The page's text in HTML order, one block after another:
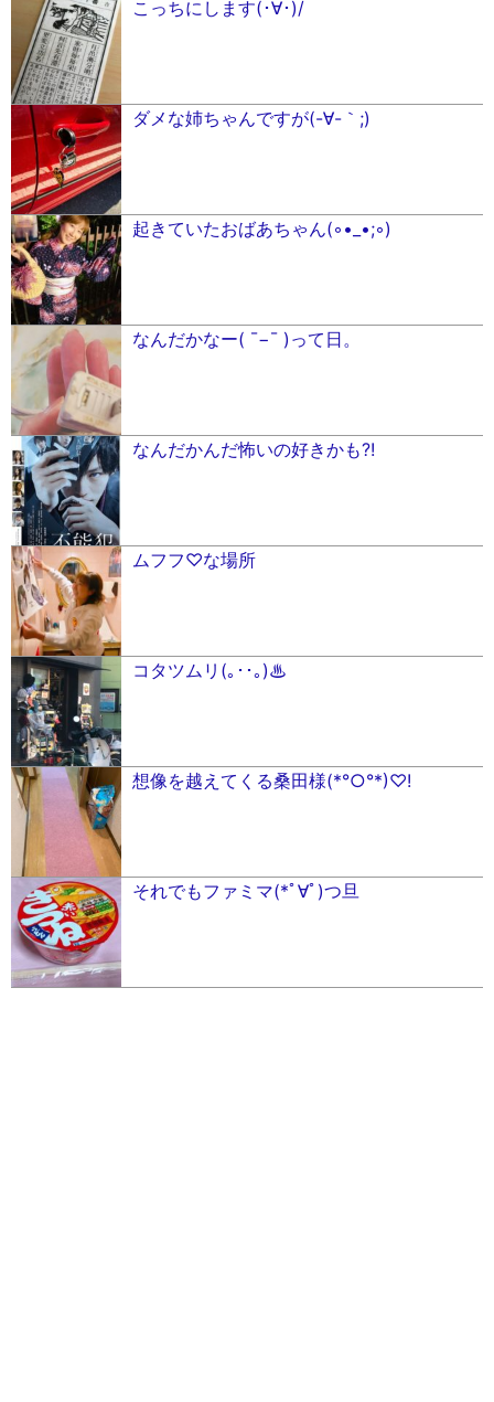
こっちにします(･∀･)/
ダメな姉ちゃんですが(-∀︎-｀;)
起きていたおばあちゃん(◦︎•_•;◦︎)
なんだかなー( ¯−︎¯ )って日。
なんだかんだ怖いの好きかも?!
ムフフ♡な場所
コタツムリ(｡･･｡)♨︎
想像を越えてくる桑田様(*°○°*)♡!
それでもファミマ(*ﾟ∀ﾟ︎)つ旦